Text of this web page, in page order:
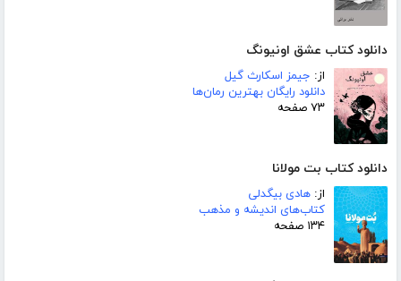
دانلود کتاب عشق اونیونگ
از: جیمز اسکارث گیل
دانلود رایگان بهترین رمان‌ها
۷۳ صفحه
دانلود کتاب بت مولانا
از: هادی بیگدلی
کتاب‌های اندیشه و مذهب
۱۳۴ صفحه